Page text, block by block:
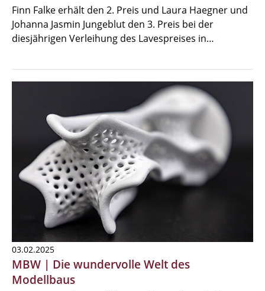
Finn Falke erhält den 2. Preis und Laura Haegner und
Johanna Jasmin Jungeblut den 3. Preis bei der
diesjährigen Verleihung des Lavespreises in…
03.02.2025
MBW | Die wundervolle Welt des
Modellbaus